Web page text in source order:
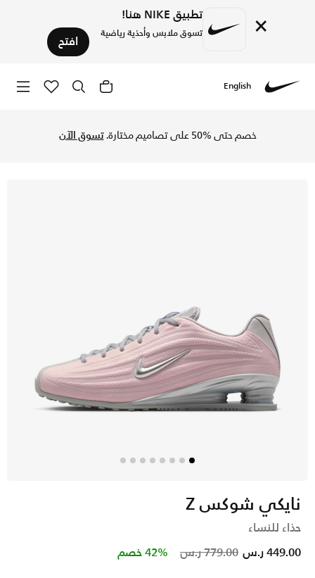
× تطبيق NIKE هنا!
تسوق ملابس وأحذية رياضية افتح
English
خصم حتى %50 على تصاميم مختارة. تسوق الآن
نايكي شوكس Z
حذاء للنساء
Price reduced from
779.00 ر.س to 449.00 ر.س 42% خصم